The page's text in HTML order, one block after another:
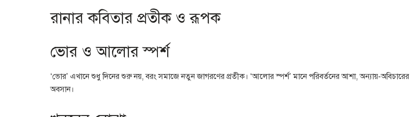
রানার কবিতার প্রতীক ও রূপক
ভোর ও আলোর স্পর্শ
‘ভোর’ এখানে শুধু দিনের শুরু নয়, বরং সমাজে নতুন জাগরণের প্রতীক। ‘আলোর স্পর্শ’ মানে পরিবর্তনের আশা, অন্যায়-অবিচারের
অবসান।